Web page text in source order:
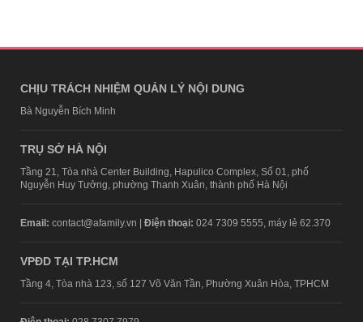
CHỊU TRÁCH NHIỆM QUẢN LÝ NỘI DUNG
Bà Nguyễn Bích Minh
TRỤ SỞ HÀ NỘI
Tầng 21, Tòa nhà Center Building, Hapulico Complex, Số 01, phố
Nguyễn Huy Tưởng, phường Thanh Xuân, thành phố Hà Nội
Email: contact@afamily.vn | Điện thoại: 024 7309 5555, máy lẻ 62.370
VPĐD TẠI TP.HCM
Tầng 4, Tòa nhà 123, số 127 Võ Văn Tần, Phường Xuân Hòa, TPHCM